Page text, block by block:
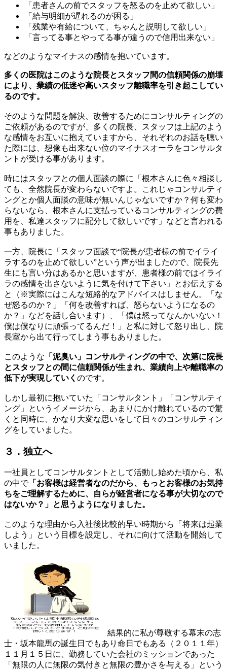
「患者さんの前でスタッフを怒るのを止めて欲しい」
「給与明細が遅れるのが困る」
「残業や有給について、ちゃんと説明して欲しい」
「言ってる事とやってる事が違うので信用出来ない」
などのようなマイナスの感情を抱いています。
多くの医院はこのような院長とスタッフ間の信頼関係の崩壊
により、業績の低迷や高いスタッフ離職率を引き起こしてい
るのです。
そのような問題を解決、改善するためにコンサルティングの
ご依頼があるのですが、多くの院長、スタッフは上記のよう
な感情をお互いに抱えていますから、それぞれのお話を聴い
た際には、想像も出来ない位のマイナスオーラをコンサルタ
ントが受ける事があります。
時にはスタッフとの個人面談の際に「根本さんに色々相談し
ても、全然院長が変わらないですよ。これじゃコンサルティ
ングとか個人面談の意味が無いんじゃないですか？何も変わ
らないなら、根本さんに支払っているコンサルティングの費
用を、私達スタッフに配分して欲しいです」などと言われる
事もありました。
一方、院長に「スタッフ面談で“院長が患者様の前でイライ
ラするのを止めて欲しい”という声が出ましたので、院長先
生にも言い分はあるかと思いますが、患者様の前ではイライ
ラの感情を出さないように気を付けて下さい」とお伝えする
と（※実際にはこんな短絡的なアドバイスはしません。「な
ぜ怒るのか？」「何を改善すれば、怒らないようになるの
か？」などを話し合います）、「僕は怒ってなんかいない！
僕は僕なりに頑張ってるんだ！」と私に対して怒り出し、院
長室から出て行ってしまう事もありました。
このような 「泥臭い」コンサルティングの中で、次第に院長
とスタッフとの間に信頼関係が生まれ、業績向上や離職率の
低下が実現していく のです。
しかし最初に抱いていた「コンサルタント」「コンサルティ
ング」というイメージから、あまりにかけ離れているので驚
くと同時に、かなり大変な思いをして日々のコンサルティン
グをしていました。
３．独立へ
一社員としてコンサルタントとして活動し始めた頃から、私
の中で「お客様は経営者なのだから、もっとお客様のお気持
ちをご理解するために、自らが経営者になる事が大切なので
はないか？」と思うようになりました。
このような理由から入社後比較的早い時期から「将来は起業
しよう」という目標を設定し、それに向けて活動を開始して
いました。
結果的に私が尊敬する幕末の志
士・坂本龍馬の誕生日でもあり命日でもある（２０１１年）
１１月１５日に、勤務していた会社のミッションであった
「無限の人に無限の気付きと無限の豊かさを与える」という